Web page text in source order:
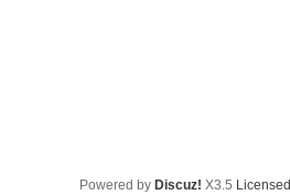
Powered by Discuz! X3.5 Licensed